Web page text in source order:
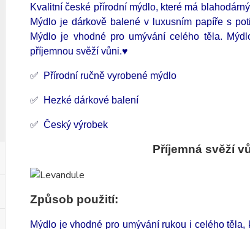
Kvalitní české přírodní mýdlo, které má
Mýdlo je dárkově balené v luxusním papíře s
Mýdlo je vhodné pro umývání celého těla.
příjemnou svěží vůni.♥
✅ Přírodní ručně vyrobené mýdlo
✅ Hezké dárkové balení
✅ Český výrobek
Příjemná svěží vůně
Způsob použití:
Mýdlo je vhodné pro umývání rukou i celého